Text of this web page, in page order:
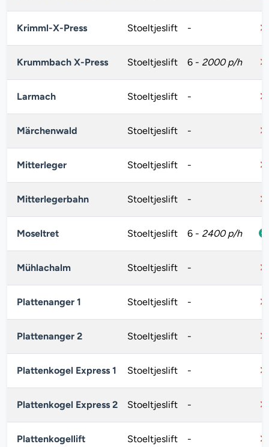
Krimml-X-Press Stoeltjeslift -
Krummbach X-Press Stoeltjeslift 6 - 2000 p/h
Larmach Stoeltjeslift -
Märchenwald Stoeltjeslift -
Mitterleger Stoeltjeslift -
Mitterlegerbahn Stoeltjeslift -
Moseltret Stoeltjeslift 6 - 2400 p/h
Mühlachalm Stoeltjeslift -
Plattenanger 1 Stoeltjeslift -
Plattenanger 2 Stoeltjeslift -
Plattenkogel Express 1 Stoeltjeslift -
Plattenkogel Express 2 Stoeltjeslift -
Plattenkogellift Stoeltjeslift -